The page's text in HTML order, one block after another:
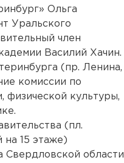
Ольга
Уральского
член
Василий Хачин.
(пр. Ленина,
комиссии по
физической культуры,
(пл.
на 15 этаже)
Свердловской области